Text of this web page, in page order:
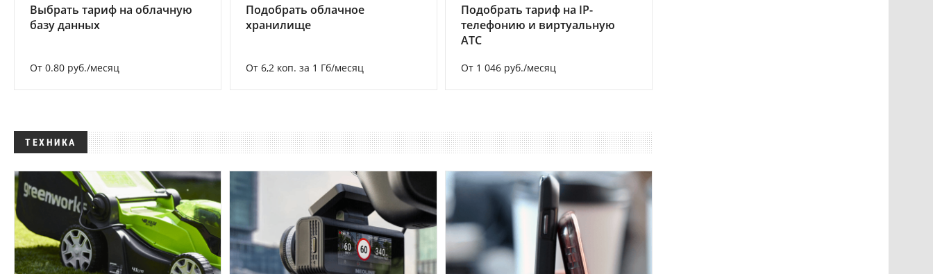
Выбрать тариф на облачную
базу данных
От 0.80 руб./месяц
Подобрать облачное
хранилище
От 6,2 коп. за 1 Гб/месяц
Подобрать тариф на IP-
телефонию и виртуальную
АТС
От 1 046 руб./месяц
ТЕХНИКА